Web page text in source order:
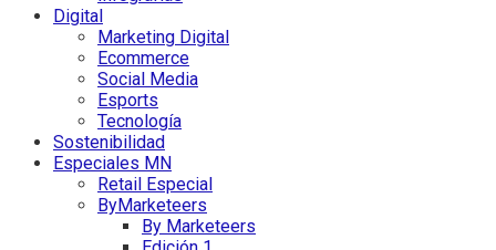
Digital
Marketing Digital
Ecommerce
Social Media
Esports
Tecnología
Sostenibilidad
Especiales MN
Retail Especial
ByMarketeers
By Marketeers